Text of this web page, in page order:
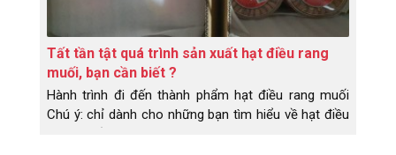
Tất tần tật quá trình sản xuất hạt điều rang
muối, bạn cần biết ?
Hành trình đi đến thành phẩm hạt điều rang muối
Chú ý: chỉ dành cho những bạn tìm hiểu về hạt điều